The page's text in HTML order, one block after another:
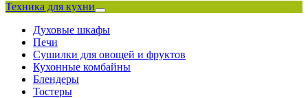
Техника для кухни
Духовые шкафы
Печи
Сушилки для овощей и фруктов
Кухонные комбайны
Блендеры
Тостеры